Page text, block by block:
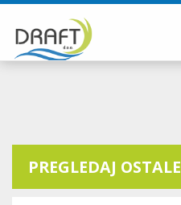
PREGLEDAJ OSTALE